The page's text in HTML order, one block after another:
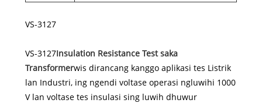
VS-3127
VS-3127Insulation Resistance Test saka
Transformerwis dirancang kanggo aplikasi tes Listrik
lan Industri, ing ngendi voltase operasi ngluwihi 1000
V lan voltase tes insulasi sing luwih dhuwur